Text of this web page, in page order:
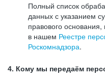
Полный список
данных с указанием
правового
в нашем Реестре
Роскомнадзора.
4. Кому мы передаём